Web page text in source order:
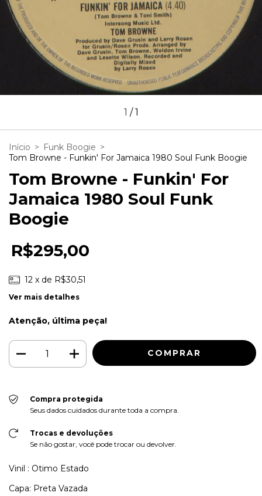
1 /1
Início > Funk Boogie >
Tom Browne - Funkin' For Jamaica 1980 Soul Funk Boogie
Tom Browne - Funkin' For
Jamaica 1980 Soul Funk
Boogie
R$295,00
12 x de R$30,51
Ver mais detalhes
Atenção, última peça!
Compra protegida
Seus dados cuidados durante toda a compra.
Trocas e devoluções
Se não gostar, você pode trocar ou devolver.
Vinil : Otimo Estado
Capa: Preta Vazada